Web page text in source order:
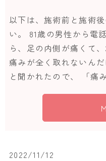
以下は、施術前と施術
い。 81歳の男性から電
ら、足の内側が痛くて
痛みが全く取れないん
と聞かれたので、 「痛
2022/11/12